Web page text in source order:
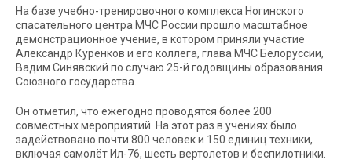
На базе учебно-тренировочного комплекса Ногинского
спасательного центра МЧС России прошло масштабное
демонстрационное учение, в котором приняли участие
Александр Куренков и его коллега, глава МЧС Белоруссии,
Вадим Синявский по случаю 25-й годовщины образования
Союзного государства.
Он отметил, что ежегодно проводятся более 200
совместных мероприятий. На этот раз в учениях было
задействовано почти 800 человек и 150 единиц техники,
включая самолёт Ил-76, шесть вертолетов и беспилотники.